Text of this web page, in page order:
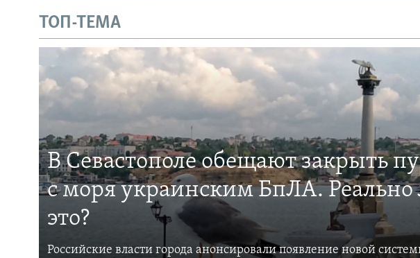
ТОП-ТЕМА
В Севастополе обещают закрыть
с моря украинским БпЛА. Реально
это?
Российские власти города анонсировали появление новой